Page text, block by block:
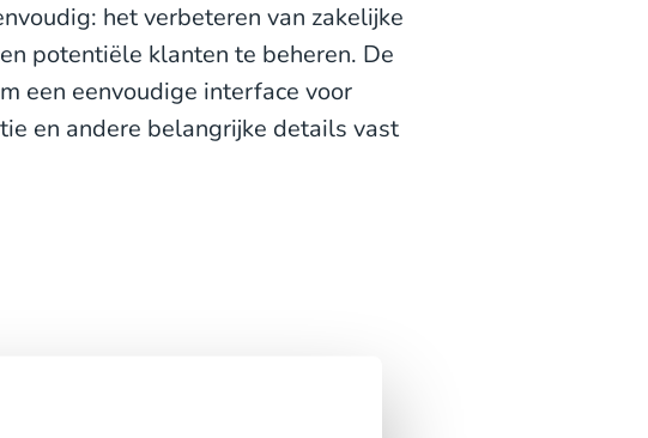
het verbeteren van zakelijke
potentiële klanten te beheren. De
een ​​eenvoudige interface voor
en andere belangrijke details vast